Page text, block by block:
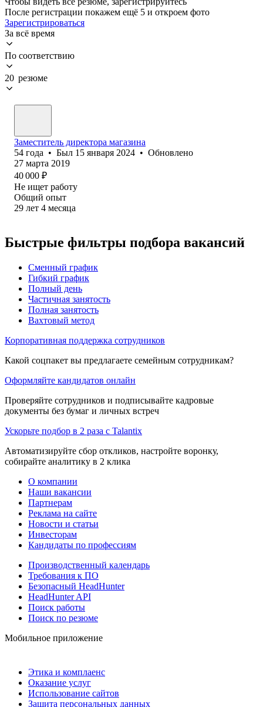
После регистрации покажем ещё 5 и откроем фото
Зарегистрироваться
За всё время
По соответствию
20 резюме
Заместитель директора магазина
54 года • Был 15 января 2024 • Обновлено
27 марта 2019
40 000 ₽
Не ищет работу
Общий опыт
29 лет 4 месяца
Быстрые фильтры подбора вакансий
Сменный график
Гибкий график
Полный день
Частичная занятость
Полная занятость
Вахтовый метод
Корпоративная поддержка сотрудников
Какой соцпакет вы предлагаете семейным сотрудникам?
Оформляйте кандидатов онлайн
Проверяйте сотрудников и подписывайте кадровые
документы без бумаг и личных встреч
Ускорьте подбор в 2 раза с Talantix
Автоматизируйте сбор откликов, настройте воронку,
собирайте аналитику в 2 клика
О компании
Наши вакансии
Партнерам
Реклама на сайте
Новости и статьи
Инвесторам
Кандидаты по профессиям
Производственный календарь
Требования к ПО
Безопасный HeadHunter
HeadHunter API
Поиск работы
Поиск по резюме
Мобильное приложение
Этика и комплаенс
Оказание услуг
Использование сайтов
Защита персональных данных